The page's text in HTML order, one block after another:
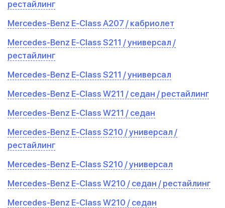
рестайлинг
Mercedes-Benz E-Class A207 / кабриолет
Mercedes-Benz E-Class S211 / универсал /
рестайлинг
Mercedes-Benz E-Class S211 / универсал
Mercedes-Benz E-Class W211 / седан / рестайлинг
Mercedes-Benz E-Class W211 / седан
Mercedes-Benz E-Class S210 / универсал /
рестайлинг
Mercedes-Benz E-Class S210 / универсал
Mercedes-Benz E-Class W210 / седан / рестайлинг
Mercedes-Benz E-Class W210 / седан